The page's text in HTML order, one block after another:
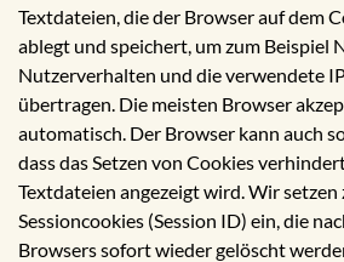
Textdateien, die der Browser auf dem
ablegt und speichert, um zum Beispiel
Nutzerverhalten und die verwendete
übertragen. Die meisten Browser
automatisch. Der Browser kann auch
dass das Setzen von Cookies
Textdateien angezeigt wird. Wir
Sessioncookies (Session ID) ein, die
Browsers sofort wieder gelöscht